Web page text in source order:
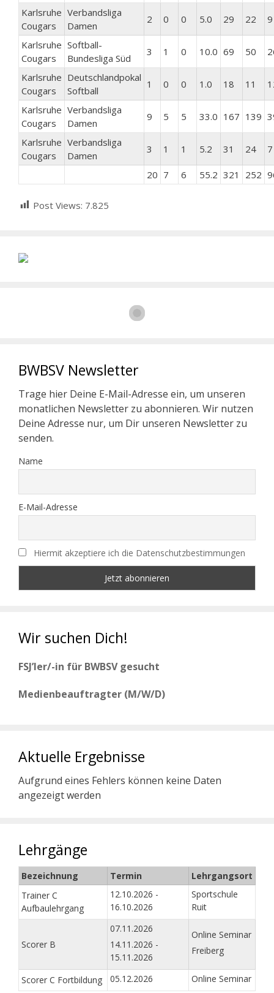
Karlsruhe
Cougars
Verbandsliga
Damen
2 0 0 5.0 29 22 9
Karlsruhe
Cougars
Softball-
Bundesliga Süd
3 1 0 10.0 69 50
Karlsruhe
Cougars
Deutschlandpokal
Softball
1 0 0 1.0 18 11
Karlsruhe
Cougars
Verbandsliga
Damen
9 5 5 33.0 167 139
Karlsruhe
Cougars
Verbandsliga
Damen
3 1 1 5.2 31 24 7
20 7 6 55.2 321 252
Post Views: 7.825
BWBSV Newsletter
Trage hier Deine E-Mail-Adresse ein, um unseren
monatlichen Newsletter zu abonnieren. Wir nutzen
Deine Adresse nur, um Dir unseren Newsletter zu
senden.
Name
E-Mail-Adresse
Hiermit akzeptiere ich die Datenschutzbestimmungen
Wir suchen Dich!
FSJ’ler/-in für BWBSV gesucht
Medienbeauftragter (M/W/D)
Aktuelle Ergebnisse
Aufgrund eines Fehlers können keine Daten
angezeigt werden
Lehrgänge
Bezeichnung Termin
Lehrgangsort
Trainer C
Aufbaulehrgang
12.10.2026 -
16.10.2026
Sportschule
Ruit
Scorer B
07.11.2026
14.11.2026 -
15.11.2026
Online Seminar
Freiberg
Scorer C Fortbildung 05.12.2026 Online Seminar